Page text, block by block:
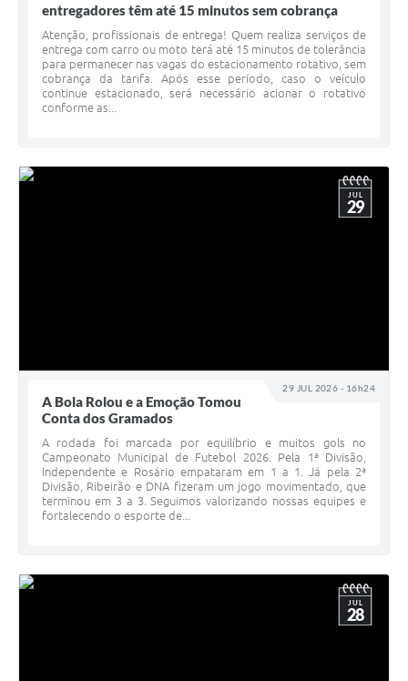
entregadores têm até 15 minutos sem cobrança
Atenção, profissionais de entrega! Quem realiza serviços de
entrega com carro ou moto terá até 15 minutos de tolerância
para permanecer nas vagas do estacionamento rotativo, sem
cobrança da tarifa. Após esse período, caso o veículo
continue estacionado, será necessário acionar o rotativo
conforme as...
29 JUL 2026 - 16h24
JUL
29
A Bola Rolou e a Emoção Tomou
Conta dos Gramados
A rodada foi marcada por equilíbrio e muitos gols no
Campeonato Municipal de Futebol 2026. Pela 1ª Divisão,
Independente e Rosário empataram em 1 a 1. Já pela 2ª
Divisão, Ribeirão e DNA fizeram um jogo movimentado, que
terminou em 3 a 3. Seguimos valorizando nossas equipes e
fortalecendo o esporte de...
JUL
28